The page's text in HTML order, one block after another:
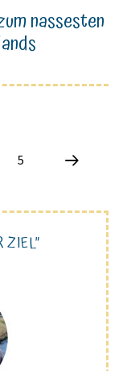
nassesten
5
ZIEL”